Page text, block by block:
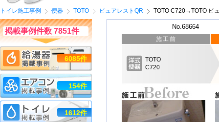
トイレ施工事例 便器 TOTO ピュアレストQR TOTO C720→TOTO ピ
No.68664
施工前
TOTO
C720
掲載事例件数 7851件
6085件
154件
1612件